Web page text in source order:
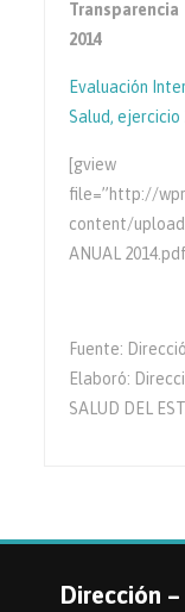
Transparencia
2014
Evaluación
Salud, ejercicio
[gview
file=”http://
content/
ANUAL
Fuente:
Elaboró:
SALUD DEL
Dirección